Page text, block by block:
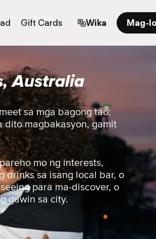
Gift Cards Wika Mag-
Australia
sa mga bagong tao:
dito magbakasyon, gamit
mo ng interests,
drinks sa isang local bar, o
para ma-discover, o
gawin sa city.